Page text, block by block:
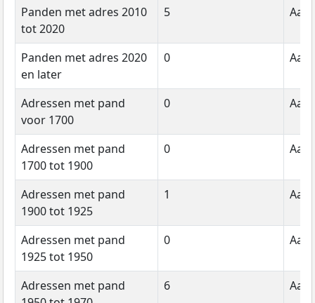
Panden met adres 2010
tot 2020
5
Panden met adres 2020
en later
0
Adressen met pand
voor 1700
0
Adressen met pand
1700 tot 1900
0
Adressen met pand
1900 tot 1925
1
Adressen met pand
1925 tot 1950
0
Adressen met pand
6